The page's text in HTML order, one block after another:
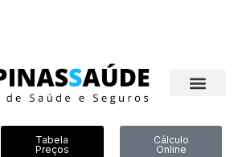
Tabela
Preços
Cálculo
Online